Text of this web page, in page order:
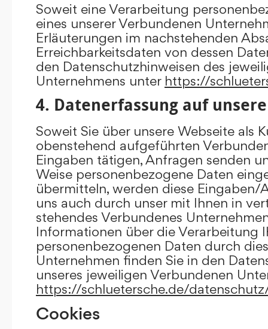
Soweit eine Verarbeitung
eines unserer Verbundenen
Erläuterungen im nachstehenden
Erreichbarkeitsdaten von dessen
den Datenschutzhinweisen des
Unternehmens unter https://
4. Datenerfassung auf
Soweit Sie über unsere Webseite als
obenstehend aufgeführten
Eingaben tätigen, Anfragen senden
Weise personenbezogene Daten
übermitteln, werden diese
uns auch durch unser mit Ihnen in
stehendes Verbundenes
Informationen über die Verarbeitung
personenbezogenen Daten durch
Unternehmen finden Sie in den
unseres jeweiligen Verbundenen
https://schluetersche.de/
Cookies